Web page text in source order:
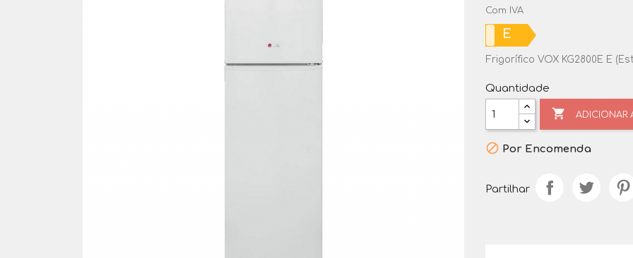
Com IVA
E
Frigorífico VOX KG2800E E
Quantidade
 ADICIONAR
 Por Encomenda
Partilhar